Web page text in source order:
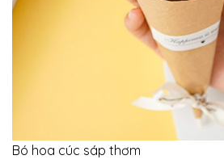
Bó hoa cúc sáp thơm